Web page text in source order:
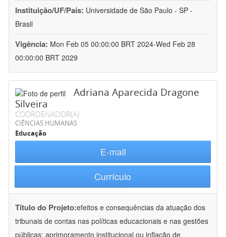
Instituição/UF/País: Universidade de São Paulo - SP -
Brasil
Vigência: Mon Feb 05 00:00:00 BRT 2024-Wed Feb 28
00:00:00 BRT 2029
Adriana Aparecida Dragone
Silveira
COORDENADOR(A)
CIÊNCIAS HUMANAS
Educação
E-mail
Currículo
Título do Projeto:efeitos e consequências da atuação dos
tribunais de contas nas políticas educacionais e nas gestões
públicas: aprimoramento institucional ou inflação de